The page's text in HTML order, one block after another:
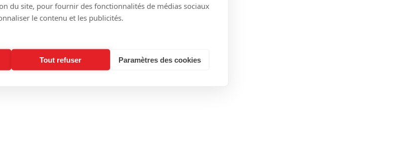
du site, pour fournir des fonctionnalités de médias sociaux
le contenu et les publicités.
Tout refuser Paramètres des cookies